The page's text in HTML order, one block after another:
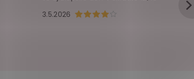
5 hvězdiček.
Hodnocení obchodu je 4 z 5
3.5.2026